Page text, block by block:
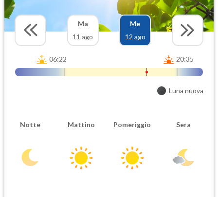
Ma
11 ago
Me
12 ago
06:22 20:35
Luna nuova
Notte Mattino Pomeriggio Sera